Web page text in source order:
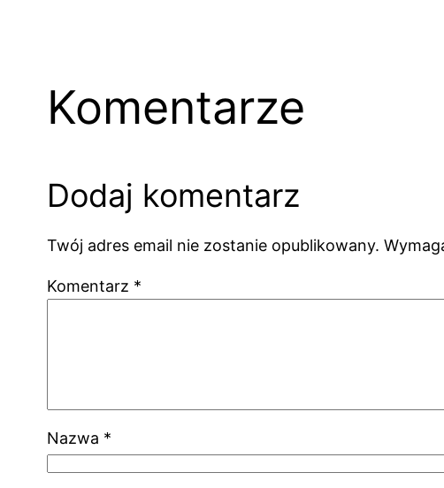
Komentarze
Dodaj komentarz
Twój adres email nie zostanie opublikowany.
Komentarz *
Nazwa *